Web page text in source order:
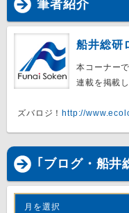
筆者紹介
船井総研
本コーナー
連載を掲載し
ズバロジ！ http://
｢ブログ・船井
月を選択